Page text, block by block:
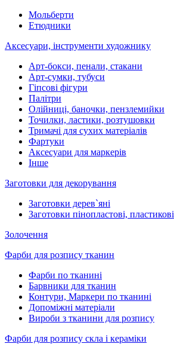
Мольберти
Етюдники
Аксесуари, інструменти художнику
Арт-бокси, пенали, стакани
Арт-сумки, тубуси
Гіпсові фігури
Палітри
Олійниці, баночки, пензлемийки
Точилки, ластики, розтушовки
Тримачі для сухих матеріалів
Фартуки
Аксесуари для маркерів
Інше
Заготовки для декорування
Заготовки дерев`яні
Заготовки пінопластові, пластикові
Золочення
Фарби для розпису тканин
Фарби по тканині
Барвники для тканин
Контури, Маркери по тканині
Допоміжні матеріали
Вироби з тканини для розпису
Фарби для розпису скла і кераміки